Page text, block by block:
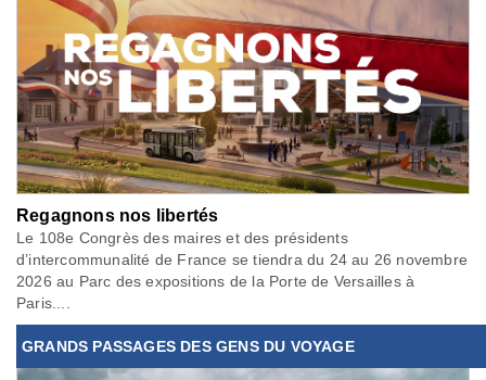
Regagnons nos libertés
Le 108e Congrès des maires et des présidents
d’intercommunalité de France se tiendra du 24 au 26 novembre
2026 au Parc des expositions de la Porte de Versailles à
Paris....
GRANDS PASSAGES DES GENS DU VOYAGE